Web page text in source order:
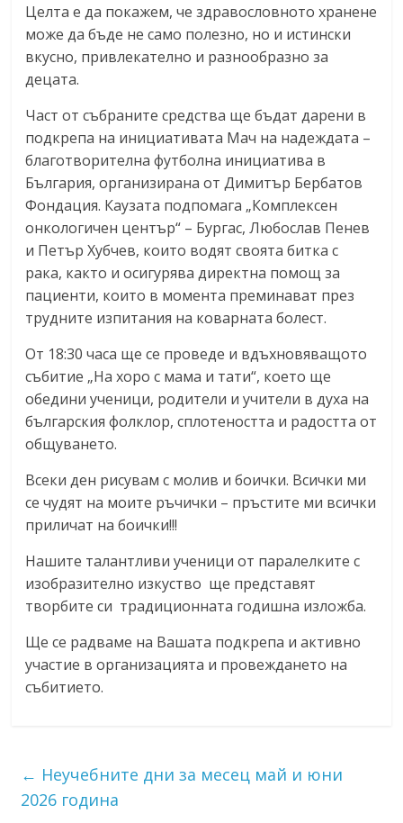
Целта е да покажем, че здравословното хранене
може да бъде не само полезно, но и истински
вкусно, привлекателно и разнообразно за
децата.
Част от събраните средства ще бъдат дарени в
подкрепа на инициативата Мач на надеждата –
благотворителна футболна инициатива в
България, организирана от Димитър Бербатов
Фондация. Каузата подпомага „Комплексен
онкологичен център“ – Бургас, Любослав Пенев
и Петър Хубчев, които водят своята битка с
рака, както и осигурява директна помощ за
пациенти, които в момента преминават през
трудните изпитания на коварната болест.
От 18:30 часа ще се проведе и вдъхновяващото
събитие „На хоро с мама и тати“, което ще
обедини ученици, родители и учители в духа на
българския фолклор, сплотеността и радостта от
общуването.
Всеки ден рисувам с молив и боички. Всички ми
се чудят на моите ръчички – пръстите ми всички
приличат на боички!!!
Нашите талантливи ученици от паралелките с
изобразително изкуство ще представят
творбите си традиционната годишна изложба.
Ще се радваме на Вашата подкрепа и активно
участие в организацията и провеждането на
събитието.
← Неучебните дни за месец май и юни
2026 година